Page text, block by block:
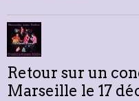
Retour sur un
Marseille le 17